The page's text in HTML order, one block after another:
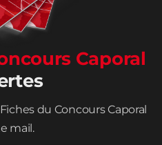
Caporal
du Concours Caporal
mail.